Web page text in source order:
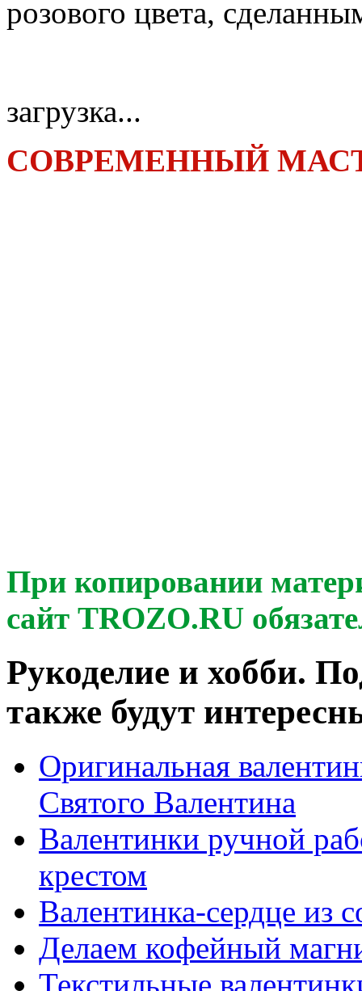
розового цвета,
загрузка...
СОВРЕМЕННЫЙ
При копировании
сайт TROZO.RU
Рукоделие и хобби.
также будут
Оригинальная
Святого Валентина
Валентинки ручной
крестом
Валентинка-сердце из
Делаем кофейный
Текстильные